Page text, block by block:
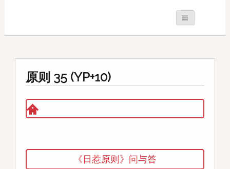
原则 35 (YP+10)
《日惹原则》问与答